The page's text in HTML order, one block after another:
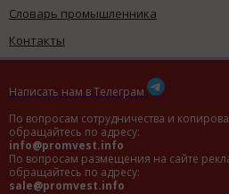
Словарь промышленника
Контакты
Написать нам в Телеграм
По вопросам сотрудничества и
обращайтесь по адресу:
info@promvest.info
По вопросам размещения на сайте
обращайтесь по адресу:
sale@promvest.info